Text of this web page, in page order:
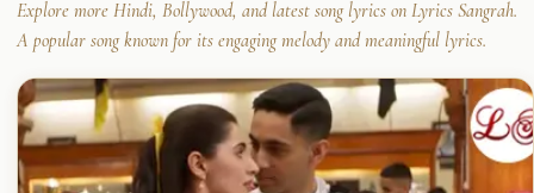
Explore more Hindi, Bollywood, and latest song lyrics on Lyrics Sangrah.
A popular song known for its engaging melody and meaningful lyrics.